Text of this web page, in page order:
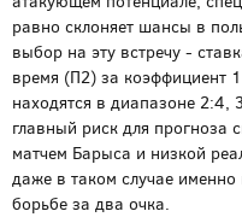
равно склоняет шансы в
выбор на эту встречу -
время (П2) за коэффициент
находятся в диапазоне 2:4,
главный риск для
матчем Барыса и низкой
даже в таком случае
борьбе за два очка.